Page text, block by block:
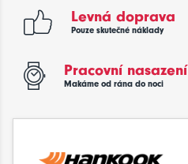
Levná doprava
Pouze skutečné náklady
Pracovní nasazení
Makáme od rána do noci